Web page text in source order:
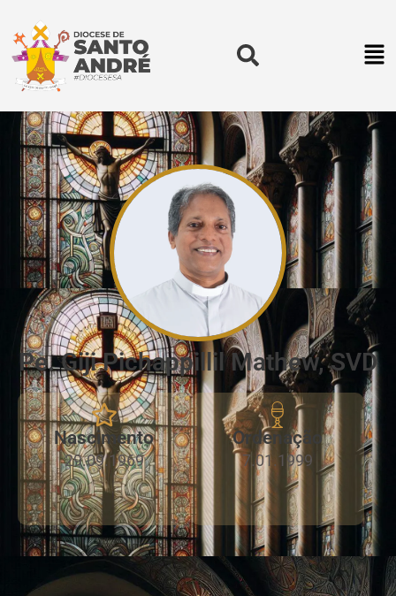
Pe. Giji Pichappillil Mathew, SVD
Nascimento
29.09.1969
Ordenação
7.01.1999